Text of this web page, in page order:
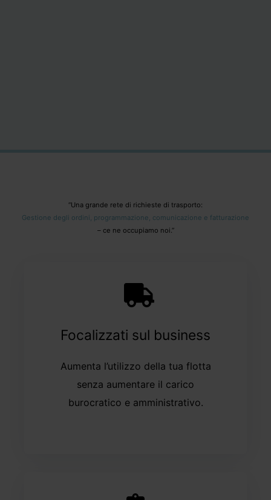
“Una grande rete di richieste di trasporto:
Gestione degli ordini, programmazione, comunicazione e fatturazione
– ce ne occupiamo noi.”
Focalizzati sul business
Aumenta l’utilizzo della tua flotta
senza aumentare il carico
burocratico e amministrativo.